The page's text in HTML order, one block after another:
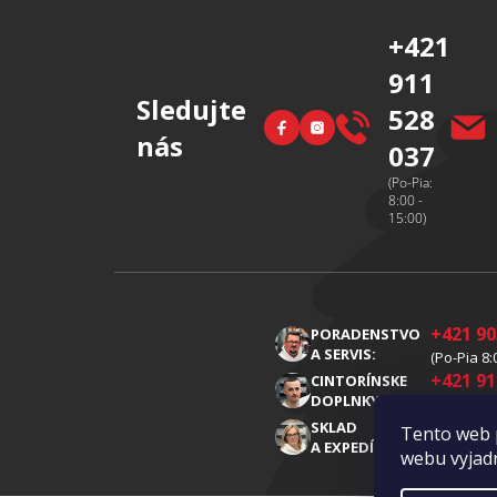
Tento web
webu
Sledujte
nás
FacebookInstagram
+421
911
528
037
(Po-Pia:
8:00 -
15:00)
PORADENSTVO
A SERVIS:
+421
(Po-Pia
CINTORÍNSKE
DOPLNKY:
+421
SKLAD
A EXPEDÍCIA:
+421
(Po-Pia